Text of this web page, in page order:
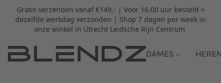
Gratis verzenden vanaf €149,- | Voor 16.00 uur besteld =
dezelfde werkdag verzonden | Shop 7 dagen per week in
onze winkel in Utrecht Leidsche Rijn Centrum
DAMES